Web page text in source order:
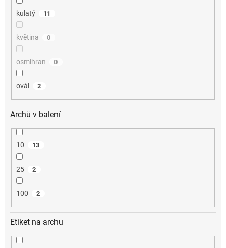
kulatý 11
květina 0
osmihran 0
ovál 2
Archů v balení
10 13
25 2
100 2
Etiket na archu